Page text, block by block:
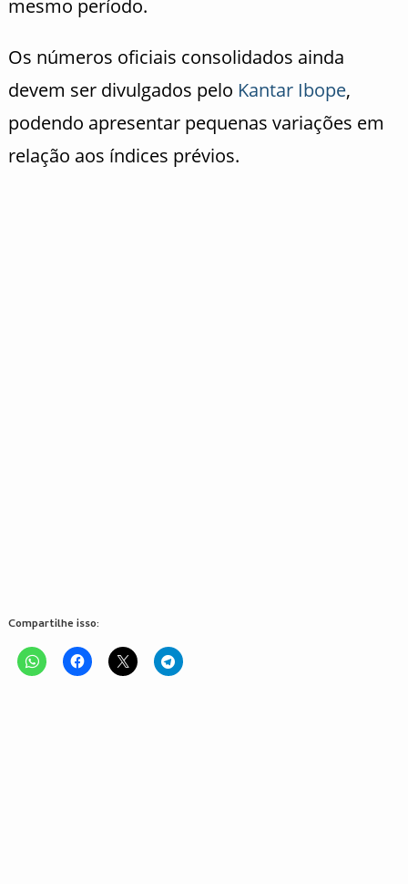
mesmo período.
Os números oficiais consolidados ainda
devem ser divulgados pelo Kantar Ibope,
podendo apresentar pequenas variações em
relação aos índices prévios.
Compartilhe isso: